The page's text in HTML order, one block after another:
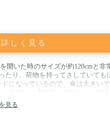
しく見る
開いた時のサイズが約120cmと非
たり、荷物を持ってさしていても
になっているので、傘は大きい
のボタンを使用。手元と一体化し
く、中棒に穴が開いていないため
見る